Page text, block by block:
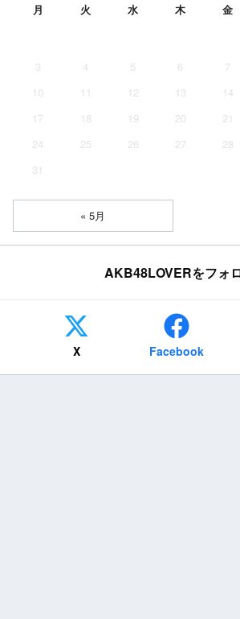
月 火 水 木 金
3
4 5 6 7
10
11 12 13 14
17
18 19 20 21
24
25 26 27 28
31
« 5月
AKB48LOVERをフォ
X Facebook